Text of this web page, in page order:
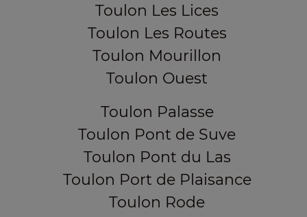
Toulon Les Lices
Toulon Les Routes
Toulon Mourillon
Toulon Ouest
Toulon Palasse
Toulon Pont de Suve
Toulon Pont du Las
Toulon Port de Plaisance
Toulon Rode